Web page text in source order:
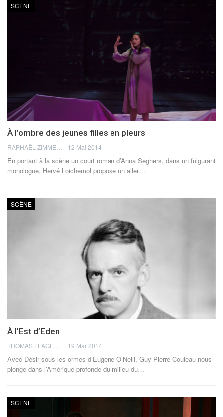
SCÈNE
À l’ombre des jeunes filles en pleurs
12 Mai 2014
En portant à la scène un court roman d’Anna Seghers, dans un fulgurant
monologue, Hervé Loichemol propose un aller…
SCÈNE
À l’Est d’Eden
19 Mar 2014
Avec Désir sous les ormes d’Eugene O’Neill, Guy Pierre Couleau nous
plonge dans l’Amérique profonde du milieu du…
SCÈNE